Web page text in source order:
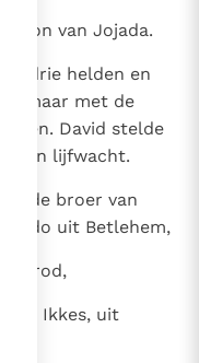
zoon van Jojada.
de drie helden en
maar met de
David stelde
zijn lijfwacht.
de broer van
Dodo uit Betlehem,
van Ikkes, uit